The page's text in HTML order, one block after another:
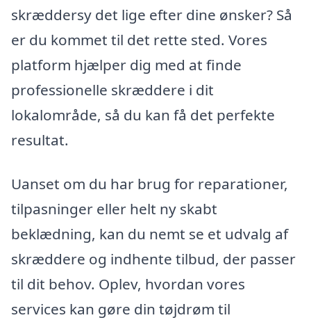
skræddersy det lige efter dine ønsker? Så
er du kommet til det rette sted. Vores
platform hjælper dig med at finde
professionelle skræddere i dit
lokalområde, så du kan få det perfekte
resultat.
Uanset om du har brug for reparationer,
tilpasninger eller helt ny skabt
beklædning, kan du nemt se et udvalg af
skræddere og indhente tilbud, der passer
til dit behov. Oplev, hvordan vores
services kan gøre din tøjdrøm til